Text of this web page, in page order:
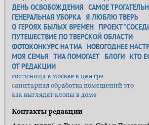
ДЕНЬ ОСВОБОЖДЕНИЯ САМОЕ
ГЕНЕРАЛЬНАЯ УБОРКА Я ЛЮБЛЮ ТВЕРЬ
О ГЕРОЯХ БЫЛЫХ ВРЕМЕН ПРОЕКТ
ПУТЕШЕСТВИЕ ПО ТВЕРСКОЙ ОБЛАСТИ
ФОТОКОНКУРС НА ТИА НОВОГОДНЕЕ
МОЯ СЕМЬЯ ТИА ПОМОГАЕТ БЛОГИ КТО
ОТ РЕДАКЦИИ
гостиница в москве в центре
санитарная обработка помещений это
как выглядят клопы в доме
Контакты редакции